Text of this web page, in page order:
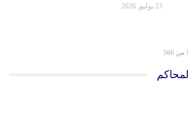
23 يوليو, 2026
1 من 566